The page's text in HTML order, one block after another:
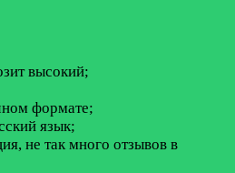
высокий;
формате;
язык;
не так много отзывов в